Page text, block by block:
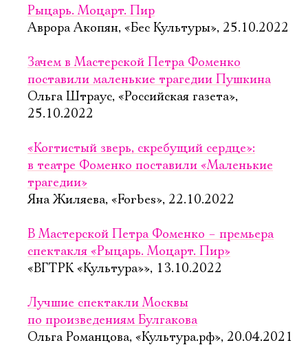
Рыцарь. Моцарт. Пир
Аврора Акопян, «Бес Культуры», 25.10.2022
Зачем в Мастерской Петра Фоменко
поставили маленькие трагедии Пушкина
Ольга Штраус, «Российская газета»,
25.10.2022
«Когтистый зверь, скребущий сердце»:
в театре Фоменко поставили «Маленькие
трагедии»
Яна Жиляева, «Forbes», 22.10.2022
В Мастерской Петра Фоменко – премьера
спектакля «Рыцарь. Моцарт. Пир»
«ВГТРК «Культура»», 13.10.2022
Лучшие спектакли Москвы
по произведениям Булгакова
Ольга Романцова, «Культура.рф», 20.04.2021